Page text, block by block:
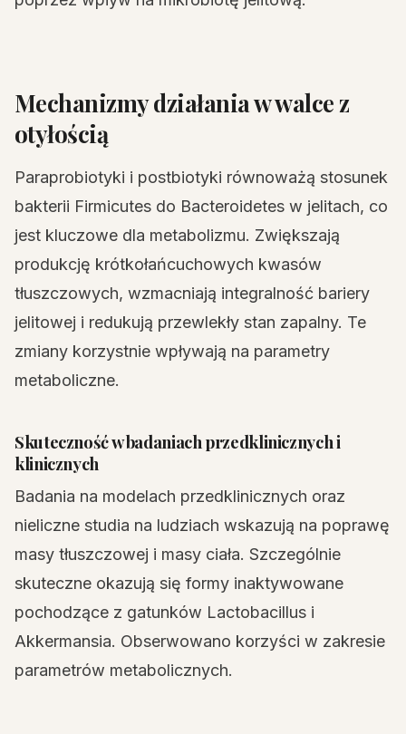
Mechanizmy działania w walce z
otyłością
Paraprobiotyki i postbiotyki równoważą stosunek
bakterii Firmicutes do Bacteroidetes w jelitach, co
jest kluczowe dla metabolizmu. Zwiększają
produkcję krótkołańcuchowych kwasów
tłuszczowych, wzmacniają integralność bariery
jelitowej i redukują przewlekły stan zapalny. Te
zmiany korzystnie wpływają na parametry
metaboliczne.
Skuteczność w badaniach przedklinicznych i
klinicznych
Badania na modelach przedklinicznych oraz
nieliczne studia na ludziach wskazują na poprawę
masy tłuszczowej i masy ciała. Szczególnie
skuteczne okazują się formy inaktywowane
pochodzące z gatunków Lactobacillus i
Akkermansia. Obserwowano korzyści w zakresie
parametrów metabolicznych.